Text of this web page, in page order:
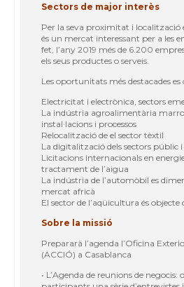
Sectors de major interès
Per la seva proximitat i localització
és un mercat interessant per a les
fet, l’any 2019 més de 6.200
els seus productes o serveis.
Les oportunitats més destacades es
Electricitat i electrònica, sectors
La indústria agroalimentària
instal·lacions i processos
Relocalització de el sector tèxtil
La digitalització dels sectors públic
Licitacions internacionals en
tractament de l’aigua
La indústria de l’automòbil es
mercat africà
El sector de l’aqüicultura és
Sobre la missió
Prepararà l’agenda l’Oficina
(ACCIÓ) a Casablanca
• L’Agenda de reunions de negocis: